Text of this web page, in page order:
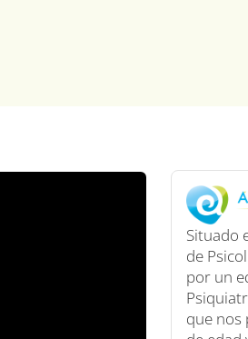
Situado
de
por un
que nos